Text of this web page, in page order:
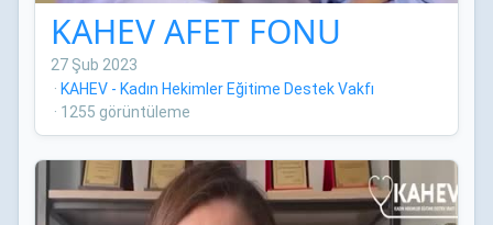
KAHEV AFET FONU
27 Şub 2023
· KAHEV - Kadın Hekimler Eğitime Destek Vakfı
· 1255 görüntüleme